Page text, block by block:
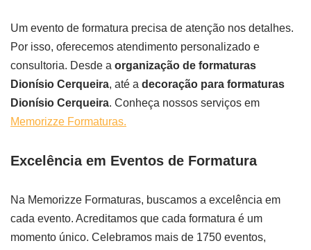
Um evento de formatura precisa de atenção nos detalhes.
Por isso, oferecemos atendimento personalizado e
consultoria. Desde a organização de formaturas
Dionísio Cerqueira, até a decoração para formaturas
Dionísio Cerqueira. Conheça nossos serviços em
Memorizze Formaturas.
Excelência em Eventos de Formatura
Na Memorizze Formaturas, buscamos a excelência em
cada evento. Acreditamos que cada formatura é um
momento único. Celebramos mais de 1750 eventos,